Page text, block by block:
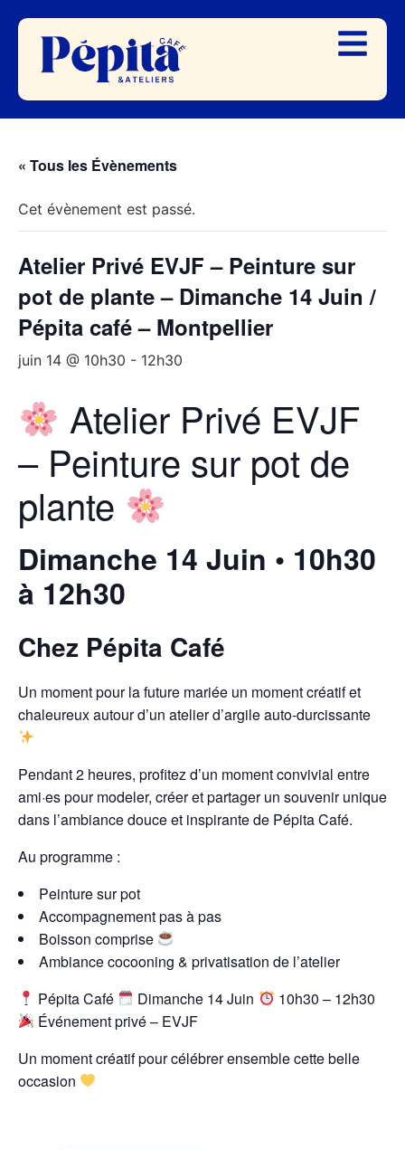
« Tous les Évènements
Cet évènement est passé.
Atelier Privé EVJF – Peinture sur
pot de plante – Dimanche 14 Juin /
Pépita café – Montpellier
juin 14 @ 10h30 - 12h30
Atelier Privé EVJF
– Peinture sur pot de
plante
Dimanche 14 Juin • 10h30
à 12h30
Chez Pépita Café
Un moment pour la future mariée un moment créatif et
chaleureux autour d’un atelier d’argile auto-durcissante
Pendant 2 heures, profitez d’un moment convivial entre
ami·es pour modeler, créer et partager un souvenir unique
dans l’ambiance douce et inspirante de Pépita Café.
Au programme :
Peinture sur pot
Accompagnement pas à pas
Boisson comprise
Ambiance cocooning & privatisation de l’atelier
Pépita Café
Dimanche 14 Juin
10h30 – 12h30
Événement privé – EVJF
Un moment créatif pour célébrer ensemble cette belle
occasion